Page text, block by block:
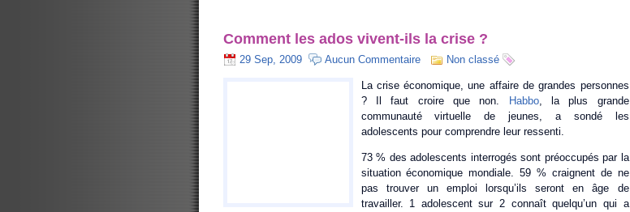
Comment les ados vivent-ils la crise ?
29 Sep, 2009 Aucun Commentaire Non classé
La crise économique, une affaire de grandes personnes
? Il faut croire que non.
Habbo, la plus grande
communauté virtuelle de jeunes, a sondé les
adolescents pour comprendre leur ressenti.
73 % des adolescents interrogés sont préoccupés par la
situation économique mondiale. 59 % craignent de ne
pas trouver un emploi lorsqu’ils seront en âge de
travailler. 1 adolescent sur 2 connaît quelqu’un qui a